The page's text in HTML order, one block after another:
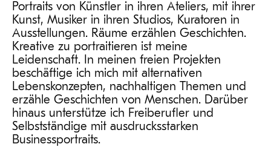
Portraits von Künstler in ihren Ateliers, mit ihrer
Kunst, Musiker in ihren Studios, Kuratoren in
Ausstellungen. Räume erzählen Geschichten.
Kreative zu portraitieren ist meine
Leidenschaft. In meinen freien Projekten
beschäftige ich mich mit alternativen
Lebenskonzepten, nachhaltigen Themen und
erzähle Geschichten von Menschen. Darüber
hinaus unterstütze ich Freiberufler und
Selbstständige mit ausdrucksstarken
Businessportraits.